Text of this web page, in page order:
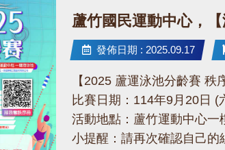
蘆竹國民運動中心，【
發佈日期 : 2025.09.17
【2025 蘆運泳池分齡賽 秩
比賽日期：114年9月20日 (
活動地點：蘆竹運動中心一
小提醒：請再次確認自己的